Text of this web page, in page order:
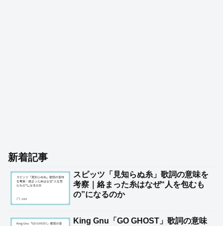
新着記事
スピッツ「見知らぬ糸」歌詞の意味を
考察｜絡まった糸はなぜ“人を包むも
の”になるのか
King Gnu「GO GHOST」歌詞の意味